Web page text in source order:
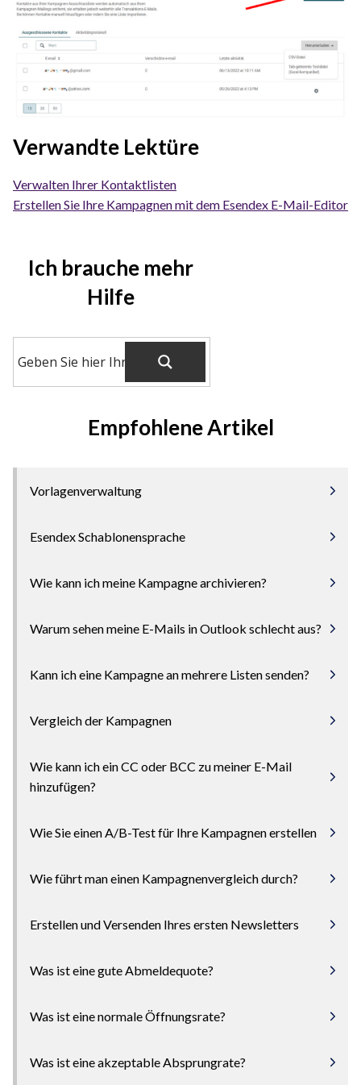
Verwandte Lektüre
Verwalten Ihrer Kontaktlisten
Erstellen Sie Ihre Kampagnen mit dem Esendex E-Mail-Editor
Ich brauche mehr
Hilfe
Empfohlene Artikel
Vorlagenverwaltung
Esendex Schablonensprache
Wie kann ich meine Kampagne archivieren?
Warum sehen meine E-Mails in Outlook schlecht aus?
Kann ich eine Kampagne an mehrere Listen senden?
Vergleich der Kampagnen
Wie kann ich ein CC oder BCC zu meiner E-Mail
hinzufügen?
Wie Sie einen A/B-Test für Ihre Kampagnen erstellen
Wie führt man einen Kampagnenvergleich durch?
Erstellen und Versenden Ihres ersten Newsletters
Was ist eine gute Abmeldequote?
Was ist eine normale Öffnungsrate?
Was ist eine akzeptable Absprungrate?